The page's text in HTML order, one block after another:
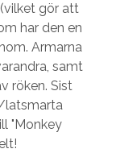
gör att
har den en
Armarna
samt
röken. Sist
latsmarta
"Monkey